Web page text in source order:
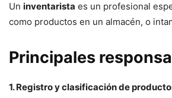
Un inventarista es un profesional
como productos en un almacén, o
Principales
1. Registro y clasificación de